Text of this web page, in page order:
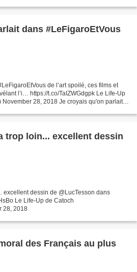
dans #LeFigaroEtVous
de l’art spoilé, ces films et
l’i… https://t.co/TaIZWGdgpk Le Life-Up
28, 2018 Je croyais qu'on parlait
trop loin... excellent dessin
excellent dessin de @LucTesson dans
Le Life-Up de Catoch
28, 2018
des Français au plus